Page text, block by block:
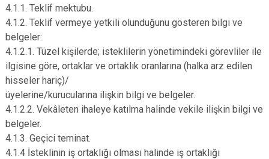
4.1.1. Teklif mektubu.
4.1.2. Teklif vermeye yetkili olunduğunu gösteren bilgi ve
belgeler:
4.1.2.1. Tüzel kişilerde; isteklilerin yönetimindeki görevliler ile
ilgisine göre, ortaklar ve ortaklık oranlarına (halka arz edilen
hisseler hariç)/
üyelerine/kurucularına ilişkin bilgi ve belgeler.
4.1.2.2. Vekâleten ihaleye katılma halinde vekile ilişkin bilgi ve
belgeler.
4.1.3. Geçici teminat.
4.1.4 İsteklinin iş ortaklığı olması halinde iş ortaklığı